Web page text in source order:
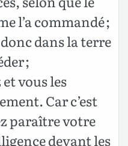
l’a commandé ;
dans la terre
;
vous les
Car c’est
paraître votre
devant les